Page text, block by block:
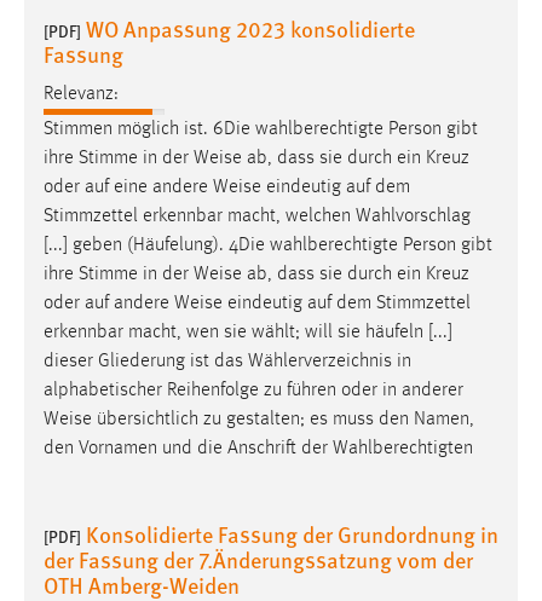
[PDF] WO Anpassung 2023 konsolidierte
Fassung
Relevanz:
Stimmen möglich ist. 6Die wahlberechtigte Person gibt
ihre Stimme in der Weise ab, dass sie durch ein Kreuz
oder auf eine andere Weise eindeutig auf dem
Stimmzettel erkennbar macht, welchen Wahlvorschlag
[...] geben (Häufelung). 4Die wahlberechtigte Person gibt
ihre Stimme in der Weise ab, dass sie durch ein Kreuz
oder auf andere Weise eindeutig auf dem Stimmzettel
erkennbar macht, wen sie wählt; will sie häufeln [...]
dieser Gliederung ist das Wählerverzeichnis in
alphabetischer Reihenfolge zu führen oder in anderer
Weise übersichtlich zu gestalten; es muss den Namen,
den Vornamen und die Anschrift der Wahlberechtigten
[PDF] Konsolidierte Fassung der Grundordnung in
der Fassung der 7.Änderungssatzung vom der
OTH Amberg-Weiden
Zweck:
Dieser Cookie ist notwendig um sich an der Website
einloggen zu können.
Cookie Laufzeit:
24 Stunden
STATISTIK
Statistik Cookies erfassen Informationen anonym.
Diese Informationen helfen uns zu verstehen, wie
unsere Besucher unsere Website nutzen.
Matomo
Zweck:
Zugriffsstatistik